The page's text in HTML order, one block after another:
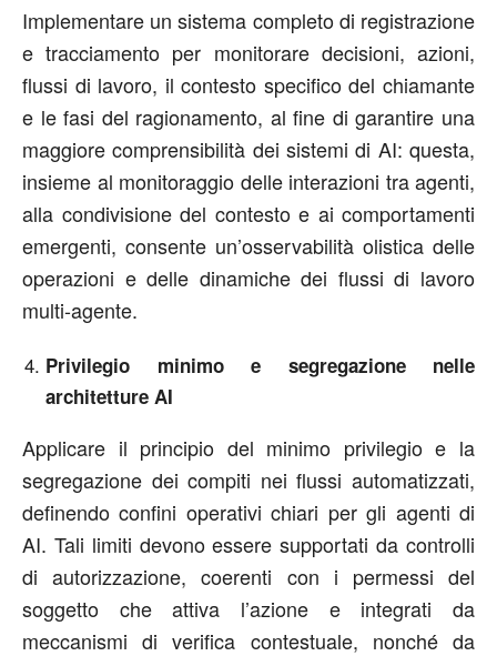
Implementare un sistema completo di registrazione
e tracciamento per monitorare decisioni, azioni,
flussi di lavoro, il contesto specifico del chiamante
e le fasi del ragionamento, al fine di garantire una
maggiore comprensibilità dei sistemi di AI: questa,
insieme al monitoraggio delle interazioni tra agenti,
alla condivisione del contesto e ai comportamenti
emergenti, consente un’osservabilità olistica delle
operazioni e delle dinamiche dei flussi di lavoro
multi-agente.
Privilegio minimo e segregazione nelle
architetture AI
Applicare il principio del minimo privilegio e la
segregazione dei compiti nei flussi automatizzati,
definendo confini operativi chiari per gli agenti di
AI. Tali limiti devono essere supportati da controlli
di autorizzazione, coerenti con i permessi del
soggetto che attiva l’azione e integrati da
meccanismi di verifica contestuale, nonché da